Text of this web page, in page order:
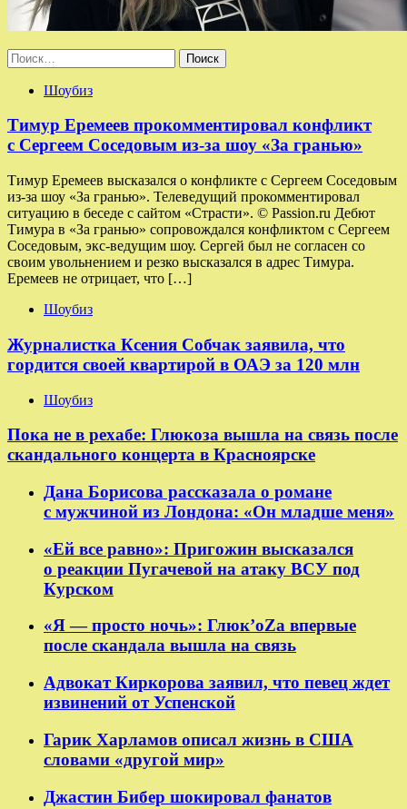
Найти:
Шоубиз
Тимур Еремеев прокомментировал конфликт
с Сергеем Соседовым из-за шоу «За гранью»
Тимур Еремеев высказался о конфликте с Сергеем Соседовым
из-за шоу «За гранью». Телеведущий прокомментировал
ситуацию в беседе с сайтом «Страсти». © Passion.ru Дебют
Тимура в «За гранью» сопровождался конфликтом с Сергеем
Соседовым, экс-ведущим шоу. Сергей был не согласен со
своим увольнением и резко высказался в адрес Тимура.
Еремеев не отрицает, что […]
Шоубиз
Журналистка Ксения Собчак заявила, что
гордится своей квартирой в ОАЭ за 120 млн
Шоубиз
Пока не в рехабе: Глюкоза вышла на связь после
скандального концерта в Красноярске
Дана Борисова рассказала о романе
с мужчиной из Лондона: «Он младше меня»
«Ей все равно»: Пригожин высказался
о реакции Пугачевой на атаку ВСУ под
Курском
«Я — просто ночь»: Глюк’oZа впервые
после скандала вышла на связь
Адвокат Киркорова заявил, что певец ждет
извинений от Успенской
Гарик Харламов описал жизнь в США
словами «другой мир»
Джастин Бибер шокировал фанатов